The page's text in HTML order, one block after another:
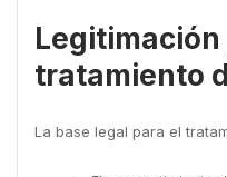
Legitimación
tratamiento
La base legal para el